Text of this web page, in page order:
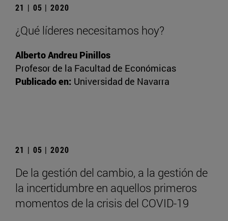
21 | 05 | 2020
¿Qué líderes necesitamos hoy?
Alberto Andreu Pinillos
Profesor de la Facultad de Económicas
Publicado en: Universidad de Navarra
21 | 05 | 2020
De la gestión del cambio, a la gestión de
la incertidumbre en aquellos primeros
momentos de la crisis del COVID-19